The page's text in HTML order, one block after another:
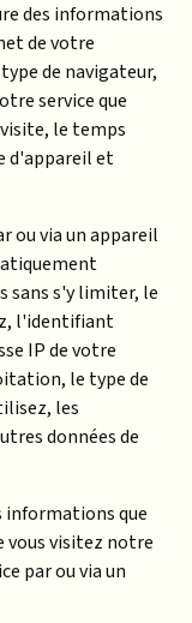
des informations
de votre
de navigateur,
service que
le temps
d'appareil et
ou via un appareil
sans s'y limiter, le
l'identifiant
IP de votre
le type de
les
données de
informations que
vous visitez notre
par ou via un